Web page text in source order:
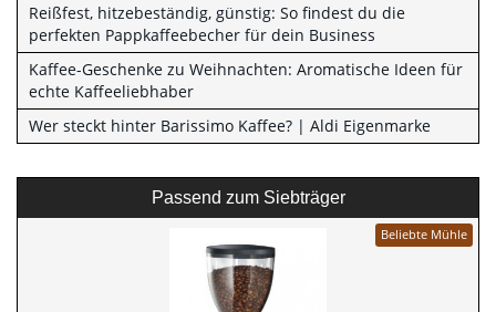
Reißfest, hitzebeständig, günstig: So findest du die
perfekten Pappkaffeebecher für dein Business
Kaffee-Geschenke zu Weihnachten: Aromatische Ideen für
echte Kaffeeliebhaber
Wer steckt hinter Barissimo Kaffee? | Aldi Eigenmarke
Passend zum Siebträger
Beliebte Mühle